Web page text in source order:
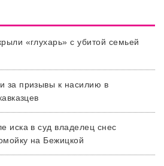
«глухарь» с убитой семьей
за призывы к насилию в
иска в суд владелец снес
на Бежицкой